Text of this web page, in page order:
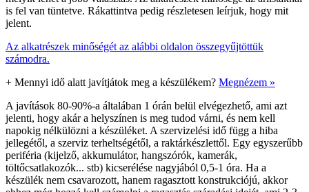
is fel van tüntetve. Rákattintva pedig részletesen leírjuk, hogy mit
jelent.
Az alkatrészek minőségét az alábbi oldalon összegyűjtöttük
számodra.
+ Mennyi idő alatt javítjátok meg a készülékem? Megnézem »
A javítások 80-90%-a általában 1 órán belül elvégezhető, ami azt
jelenti, hogy akár a helyszínen is meg tudod várni, és nem kell
napokig nélkülözni a készüléket. A szervizelési idő függ a hiba
jellegétől, a szerviz terheltségétől, a raktárkészlettől. Egy egyszerűbb
periféria (kijelző, akkumulátor, hangszórók, kamerák,
töltőcsatlakozók... stb) kicserélése nagyjából 0,5-1 óra. Ha a
készülék nem csavarozott, hanem ragasztott konstrukciójú, akkor